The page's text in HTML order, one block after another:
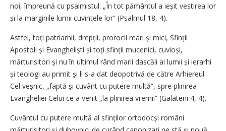
noi, împreună cu psalmistul: „În tot pământul a ieșit vestirea lor
și la marginile lumii cuvintele lor” (Psalmul 18, 4).
Astfel, toți patriarhii, drepții, prorocii mari și mici, Sfinții
Apostoli și Evangheliști și toți sfinții mucenici, cuvioși,
mărturisitori și nu în ultimul rând marii dascăli ai lumii și ierarhi
și teologi au primit și li s-a dat deopotrivă de către Arhiereul
Cel veșnic, „faptă și cuvânt cu putere multă”, spre plinirea
Evangheliei Celui ce a venit „la plinirea vremii” (Galateni 4, 4).
Cuvântul cu putere multă al sfinților ortodocși români